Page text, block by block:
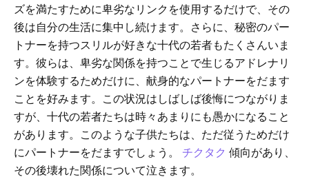
ズを満たすために卑劣なリンクを使用するだけで、その
後は自分の生活に集中し続けます。さらに、秘密のパー
トナーを持つスリルが好きな十代の若者もたくさんいま
す。彼らは、卑劣な関係を持つことで生じるアドレナリ
ンを体験するためだけに、献身的なパートナーをだます
ことを好みます。この状況はしばしば後悔につながりま
すが、十代の若者たちは時々あまりにも愚かになること
があります。このような子供たちは、ただ従うためだけ
にパートナーをだますでしょう。 チクタク 傾向があり、
その後壊れた関係について泣きます。